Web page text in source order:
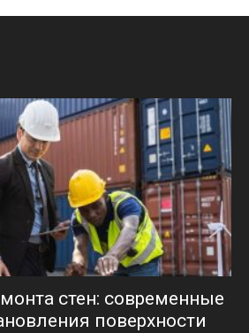
стен: современные
поверхности